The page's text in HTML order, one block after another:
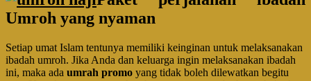
Umroh yang nyaman
Setiap umat Islam tentunya memiliki keinginan untuk melaksanakan
ibadah umroh. Jika Anda dan keluarga ingin melaksanakan ibadah
ini, maka ada umrah promo yang tidak boleh dilewatkan begitu